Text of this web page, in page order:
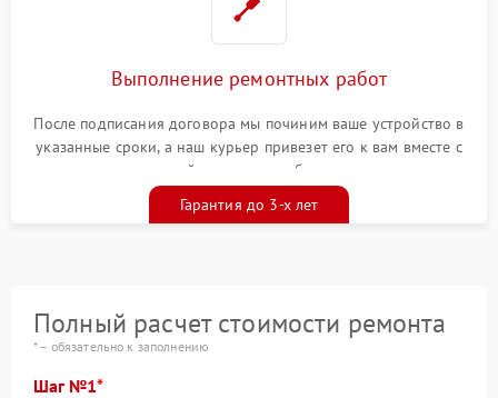
Выполнение ремонтных работ
После подписания договора мы починим ваше устройство в
указанные сроки, а наш курьер привезет его к вам вместе с
гарантийным талоном бесплатно
Гарантия до 3-х лет
Полный расчет стоимости ремонта
* – обязательно к заполнению
Шаг №1